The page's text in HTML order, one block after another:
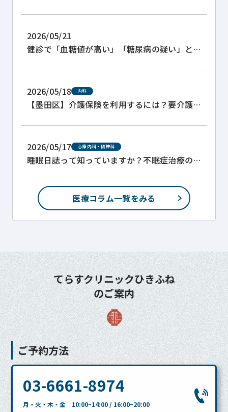
2026/05/21
健診で「血糖値が高い」「糖尿病の疑い」と
2026/05/18 内科
【墨田区】介護保険を利用するには？要介護
2026/05/17 心療内科・精神科
睡眠日誌って知っていますか？不眠症治療の
医療コラム一覧をみる
てらすクリニックひきふね
のご案内
ご予約方法
03-6661-8974
月・火・木・金 10:00~14:00 / 16:00~20:00